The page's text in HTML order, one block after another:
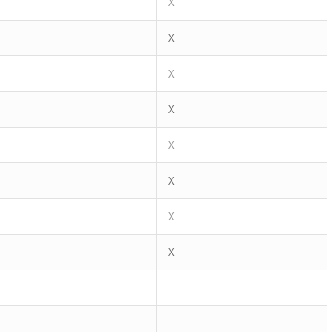
X
X
X
X
X
X
X